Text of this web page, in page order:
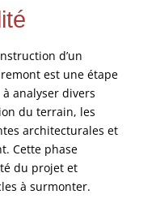
d’un
est une étape
analyser divers
du terrain, les
architecturales et
Cette phase
du projet et
à surmonter.